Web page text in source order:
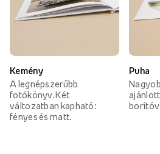
Kemény
A legnépszerűbb
fotókönyv. Két
változatban kapható:
fényes és matt.
Puha